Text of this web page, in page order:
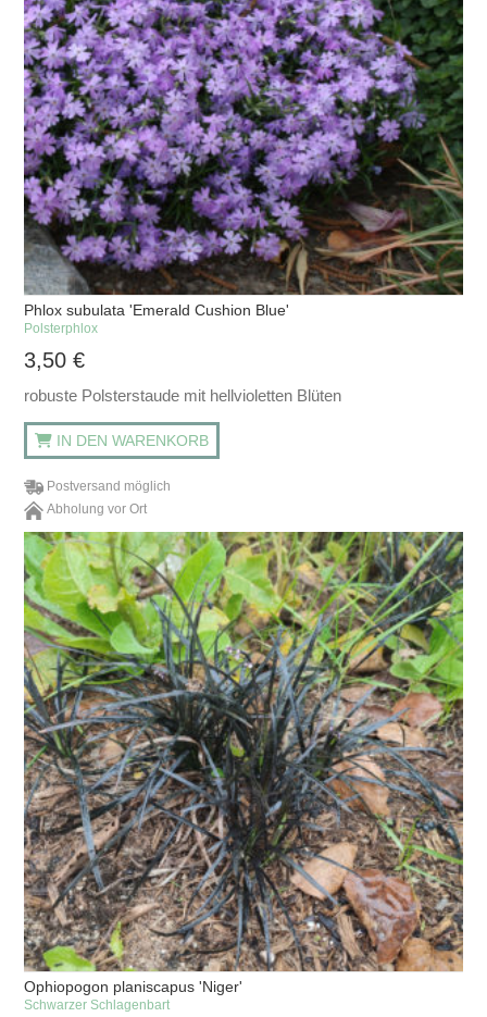
Phlox subulata 'Emerald Cushion Blue'
Polsterphlox
3,50€
robuste Polsterstaude mit hellvioletten Blüten
IN DEN WARENKORB
Postversand möglich
Abholung vor Ort
Ophiopogon planiscapus 'Niger'
Schwarzer Schlagenbart